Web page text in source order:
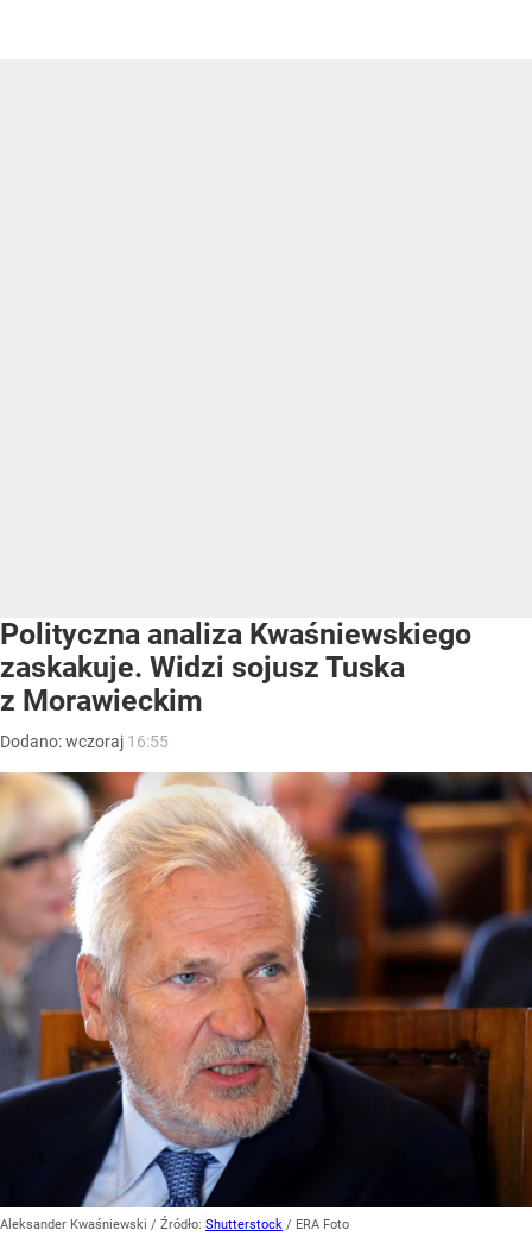
Polityczna analiza Kwaśniewskiego
zaskakuje. Widzi sojusz Tuska
z Morawieckim
Dodano:wczoraj 16:55
Aleksander Kwaśniewski / Źródło: Shutterstock / ERA Foto